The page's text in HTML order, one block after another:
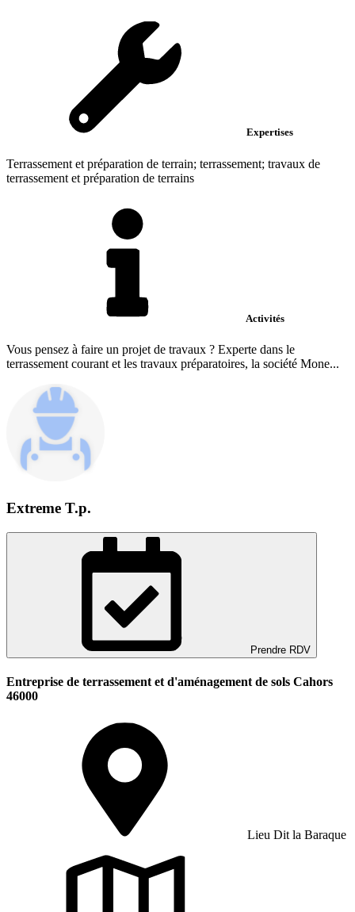
Expertises
Terrassement et préparation de terrain; terrassement; travaux de
terrassement et préparation de terrains
Activités
Vous pensez à faire un projet de travaux ? Experte dans le
terrassement courant et les travaux préparatoires, la société Mone...
Extreme T.p.
Prendre RDV
Entreprise de terrassement et d'aménagement de sols Cahors
46000
Lieu Dit la Baraque